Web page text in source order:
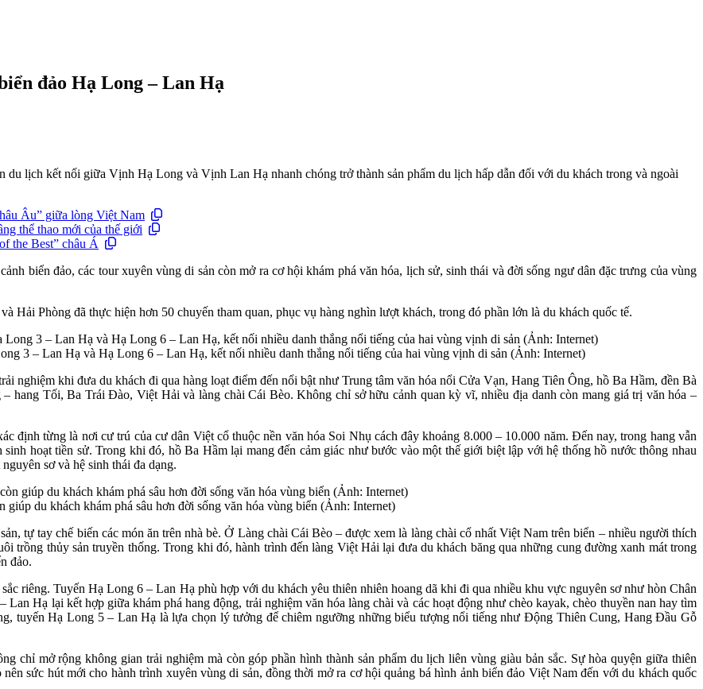
đảo Hạ Long – Lan Hạ
du lịch kết nối giữa Vịnh Hạ Long và Vịnh Lan Hạ nhanh chóng trở thành sản phẩm du lịch hấp dẫn đối với du khách trong và ngoài
Âu” giữa lòng Việt Nam
thể thao mới của thế giới
the Best” châu Á
biển đảo, các tour xuyên vùng di sản còn mở ra cơ hội khám phá văn hóa, lịch sử, sinh thái và đời sống ngư dân đặc trưng của vùng
Hải Phòng đã thực hiện hơn 50 chuyến tham quan, phục vụ hàng nghìn lượt khách, trong đó phần lớn là du khách quốc tế.
3 – Lan Hạ và Hạ Long 6 – Lan Hạ, kết nối nhiều danh thắng nổi tiếng của hai vùng vịnh di sản (Ảnh: Internet)
nghiệm khi đưa du khách đi qua hàng loạt điểm đến nổi bật như Trung tâm văn hóa nổi Cửa Vạn, Hang Tiên Ông, hồ Ba Hầm, đền Bà
hang Tối, Ba Trái Đào, Việt Hải và làng chài Cái Bèo. Không chỉ sở hữu cảnh quan kỳ vĩ, nhiều địa danh còn mang giá trị văn hóa –
định từng là nơi cư trú của cư dân Việt cổ thuộc nền văn hóa Soi Nhụ cách đây khoảng 8.000 – 10.000 năm. Đến nay, trong hang vẫn
hoạt tiền sử. Trong khi đó, hồ Ba Hầm lại mang đến cảm giác như bước vào một thế giới biệt lập với hệ thống hồ nước thông nhau
sơ và hệ sinh thái đa dạng.
du khách khám phá sâu hơn đời sống văn hóa vùng biển (Ảnh: Internet)
tự tay chế biến các món ăn trên nhà bè. Ở Làng chài Cái Bèo – được xem là làng chài cổ nhất Việt Nam trên biển – nhiều người thích
trồng thủy sản truyền thống. Trong khi đó, hành trình đến làng Việt Hải lại đưa du khách băng qua những cung đường xanh mát trong
đảo.
riêng. Tuyến Hạ Long 6 – Lan Hạ phù hợp với du khách yêu thiên nhiên hoang dã khi đi qua nhiều khu vực nguyên sơ như hòn Chân
Hạ lại kết hợp giữa khám phá hang động, trải nghiệm văn hóa làng chài và các hoạt động như chèo kayak, chèo thuyền nan hay tìm
tuyến Hạ Long 5 – Lan Hạ là lựa chọn lý tưởng để chiêm ngưỡng những biểu tượng nổi tiếng như Động Thiên Cung, Hang Đầu Gỗ
chỉ mở rộng không gian trải nghiệm mà còn góp phần hình thành sản phẩm du lịch liên vùng giàu bản sắc. Sự hòa quyện giữa thiên
sức hút mới cho hành trình xuyên vùng di sản, đồng thời mở ra cơ hội quảng bá hình ảnh biển đảo Việt Nam đến với du khách quốc